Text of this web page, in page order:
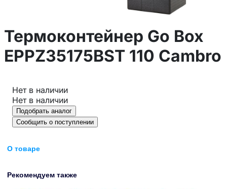
Термоконтейнер Go Box
EPPZ35175BST 110 Cambro
Нет в наличии
Нет в наличии
Подобрать аналог
Сообщить о поступлении
О товаре
Рекомендуем также